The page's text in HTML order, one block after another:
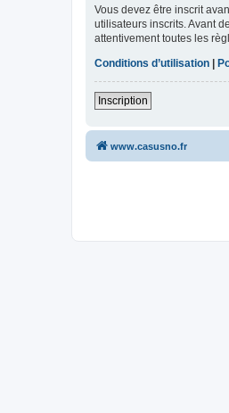
Vous devez être inscrit
utilisateurs inscrits. Avant
attentivement toutes les
Conditions d’utilisation
Inscription
www.casusno.fr